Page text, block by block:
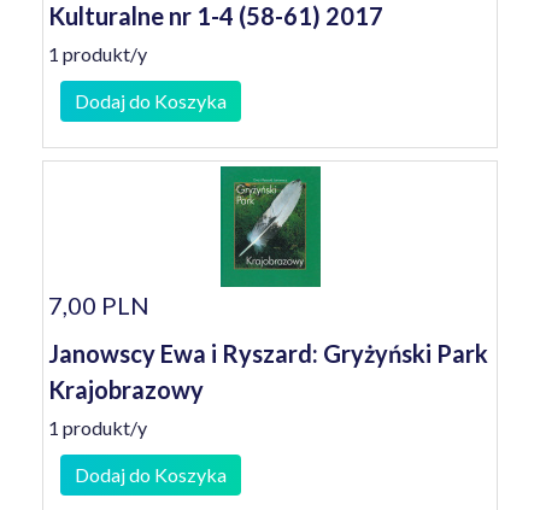
Kulturalne nr 1-4 (58-61) 2017
1 produkt/y
Dodaj do Koszyka
7,00 PLN
Janowscy Ewa i Ryszard: Gryżyński Park
Krajobrazowy
1 produkt/y
Dodaj do Koszyka